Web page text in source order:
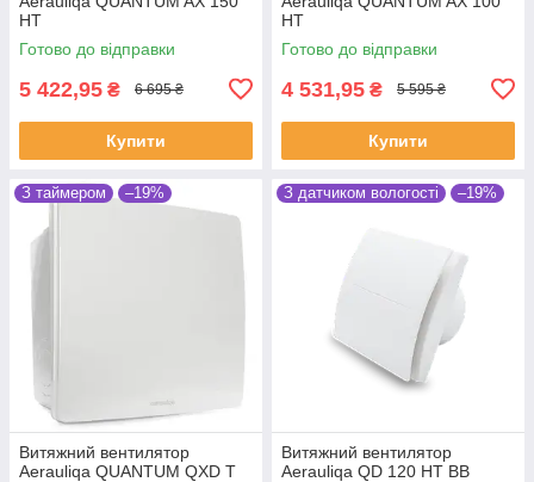
HT
Готово до відправки
5 422,95 ₴ 6 695 ₴
Купити
HT
Готово до відправки
4 531,95 ₴ 5 595 ₴
Купити
З таймером –19%
Витяжний вентилятор
Aerauliqa QUANTUM QXD T
З датчиком вологості –19%
Витяжний вентилятор
Aerauliqa QD 120 HT BB